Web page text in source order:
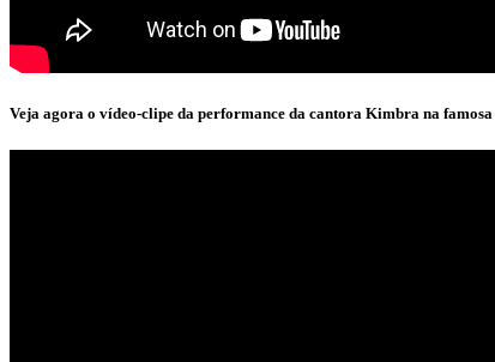
Veja agora o vídeo-clipe da performance da cantora Kimbra na